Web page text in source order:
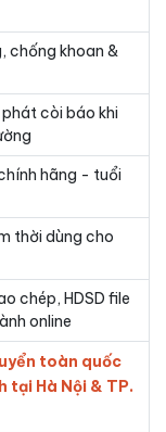
chống khoan &
còi báo khi
hãng - tuổi
thời dùng cho
chép, HDSD file
online
toàn quốc
tại Hà Nội & TP.